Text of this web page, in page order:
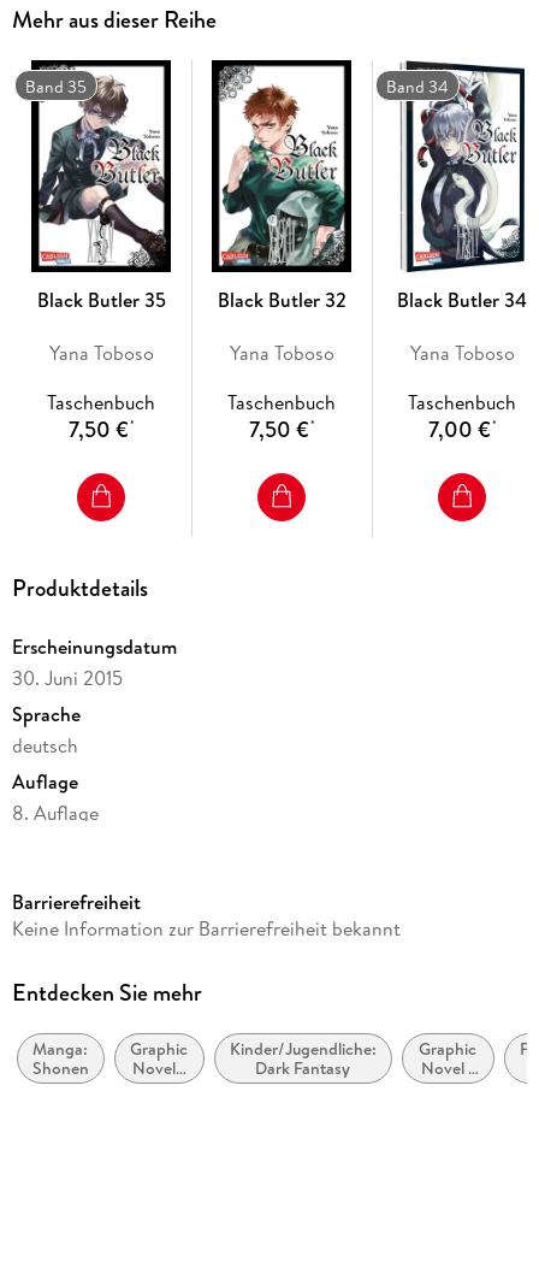
Afternoon Tea nicht fehlen darf.
Weitere Informationen:
- empfohlen ab 14 Jahren
- Artbook und Character Guide zum Manga
- Anime auf Netflix
- Anime-DVD/Blu-ray von KAZÉ Anime
- Kinofilm
- Live-Action-Film
- Die Serie gilt als noch nicht abgeschlossen.
Mehr aus dieser Reihe
Band 35
Black Butler 35
Yana Toboso
Taschenbuch
7,50 €*
Black Butler 32
Yana Toboso
Taschenbuch
7,50 €*
Band 34
Black Butler 34
Yana Toboso
Taschenbuch
7,00 €*
Produktdetails
Erscheinungsdatum
30. Juni 2015
Sprache
deutsch
Auflage
8. Auflage
Altersempfehlung
Reihe
Autor/Autorin
Yana Toboso
Barrierefreiheit
Keine Information zur Barrierefreiheit bekannt
Entdecken Sie mehr
Manga:
Shonen
Graphic
Novel /
Comic /
Kinder/Jugendliche:
Dark Fantasy
Graphic
Novel /
Comic /